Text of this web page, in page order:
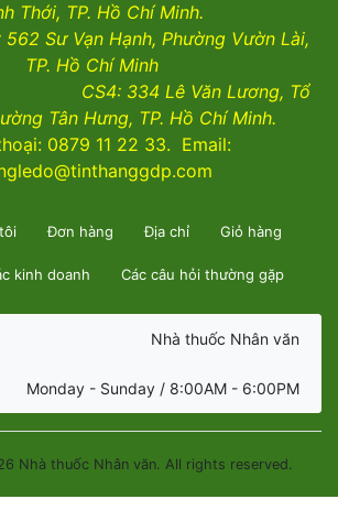
Thới, TP. Hồ Chí Minh.
562 Sư Vạn Hạnh, Phường Vườn Lài,
TP. Hồ Chí Minh
334 Lê Văn Lương, Tổ
Tân Hưng, TP. Hồ Chí Minh.
0879 11 22 33. Email:
Đơn hàng Địa chỉ Giỏ hàng
kinh doanh Các câu hỏi thường gặp
Nhà thuốc Nhân văn
Monday - Sunday / 8:00AM - 6:00PM
Nhà thuốc Nhân văn. All rights reserved.